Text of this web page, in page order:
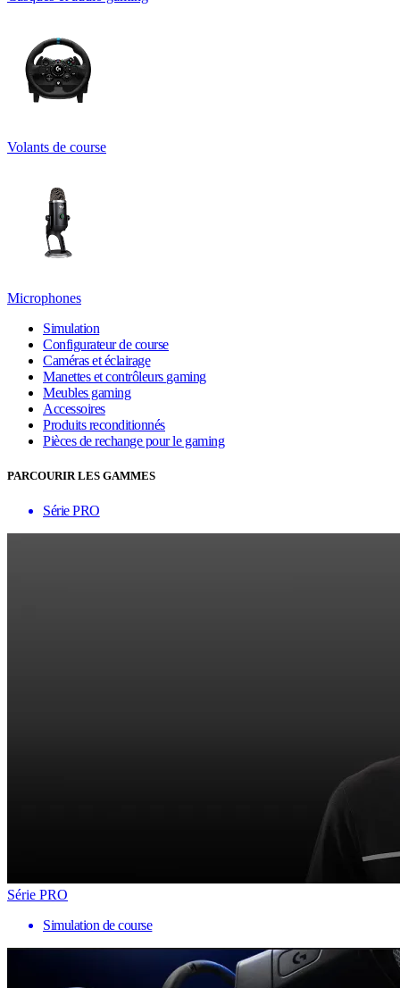
Volants de course
Microphones
Simulation
Configurateur de course
Caméras et éclairage
Manettes et contrôleurs gaming
Meubles gaming
Accessoires
Produits reconditionnés
Pièces de rechange pour le gaming
PARCOURIR LES GAMMES
Série PRO
Série PRO
Simulation de course